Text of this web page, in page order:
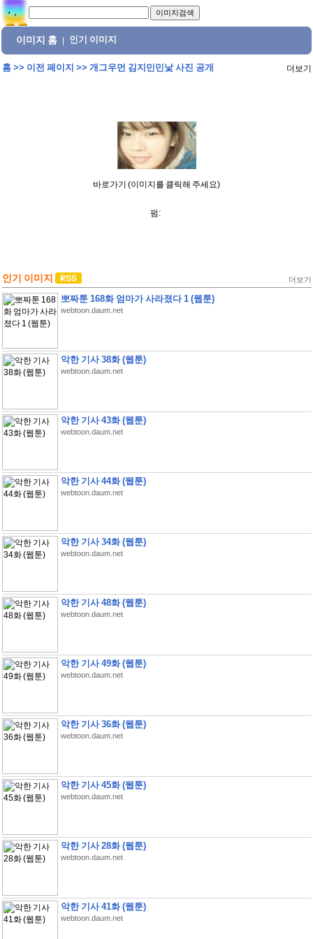
이미지 홈 인기 이미지
홈>> 이전 페이지 >> 개그우먼 김지민민낯 사진 공개 더보기
바로가기 (이미지를 클릭해 주세요)
펌:
인기 이미지 더보기
뽀짜툰 168화 엄마가 사라졌다 1 (웹툰)
webtoon.daum.net
악한 기사 38화 (웹툰)
webtoon.daum.net
악한 기사 43화 (웹툰)
webtoon.daum.net
악한 기사 44화 (웹툰)
webtoon.daum.net
악한 기사 34화 (웹툰)
webtoon.daum.net
악한 기사 48화 (웹툰)
webtoon.daum.net
악한 기사 49화 (웹툰)
webtoon.daum.net
악한 기사 36화 (웹툰)
webtoon.daum.net
악한 기사 45화 (웹툰)
webtoon.daum.net
악한 기사 28화 (웹툰)
webtoon.daum.net
악한 기사 41화 (웹툰)
webtoon.daum.net